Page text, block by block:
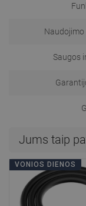
Saugos
Jums taip
VONIOS DIENOS